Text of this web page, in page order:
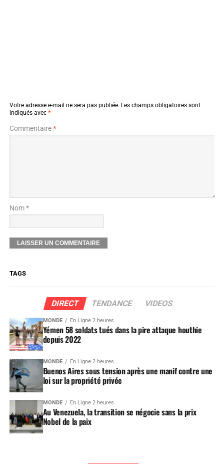
Votre adresse e-mail ne sera pas publiée. Les champs obligatoires sont
indiqués avec *
Commentaire*
Nom *
TAGS
DIRECT TENDANCE VIDEOS
MONDE En Ligne 2 heures
Yémen 58 soldats tués dans la pire attaque houthie
depuis 2022
MONDE En Ligne 2 heures
Buenos Aires sous tension après une manif contre une
loi sur la propriété privée
MONDE En Ligne 2 heures
Au Venezuela, la transition se négocie sans la prix
Nobel de la paix